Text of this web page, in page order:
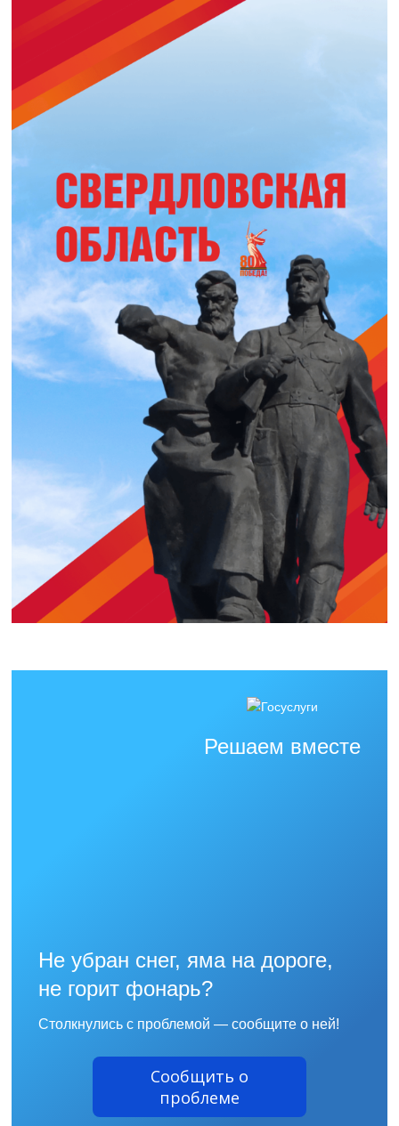
Решаем вместе
Не убран снег, яма на дороге,
не горит фонарь?
Столкнулись с проблемой — сообщите о ней!
Сообщить о
проблеме